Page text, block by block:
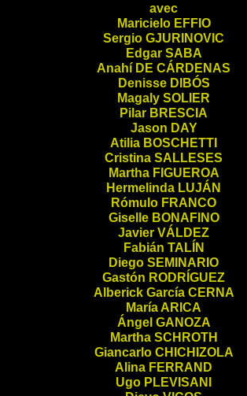
avec
Maricielo EFFIO
Sergio GJURINOVIC
Edgar SABA
Anahí DE CÁRDENAS
Denisse DIBÓS
Magaly SOLIER
Pilar BRESCIA
Jason DAY
Atilia BOSCHETTI
Cristina SALLESES
Martha FIGUEROA
Hermelinda LUJÁN
Rómulo FRANCO
Giselle BONAFINO
Javier VÁLDEZ
Fabián TALÍN
Diego SEMINARIO
Gastón RODRÍGUEZ
Alberick García CERNA
María ARICA
Ángel GANOZA
Martha SCHROTH
Giancarlo CHICHIZOLA
Alina FERRAND
Ugo PLEVISANI